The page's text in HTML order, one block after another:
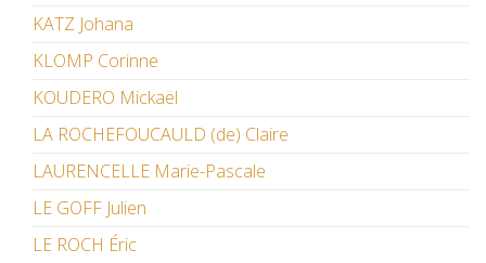
KATZ Johana
KLOMP Corinne
KOUDERO Mickaël
LA ROCHEFOUCAULD (de) Claire
LAURENCELLE Marie-Pascale
LE GOFF Julien
LE ROCH Éric